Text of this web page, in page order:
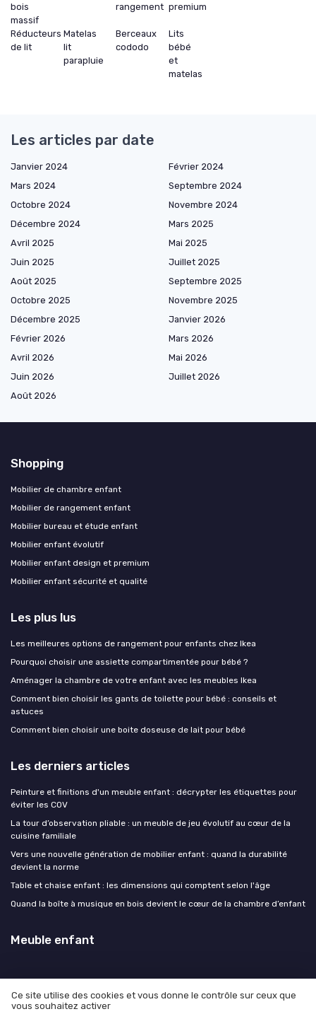
bois
massif
rangement premium
Réducteurs
de lit
Matelas
lit
parapluie
Berceaux
cododo
Lits
bébé
et
matelas
Les articles par date
Janvier 2024
Février 2024
Mars 2024
Septembre 2024
Octobre 2024
Novembre 2024
Décembre 2024
Mars 2025
Avril 2025
Mai 2025
Juin 2025
Juillet 2025
Août 2025
Septembre 2025
Octobre 2025
Novembre 2025
Décembre 2025
Janvier 2026
Février 2026
Mars 2026
Avril 2026
Mai 2026
Juin 2026
Juillet 2026
Août 2026
Shopping
Mobilier de chambre enfant
Mobilier de rangement enfant
Mobilier bureau et étude enfant
Mobilier enfant évolutif
Mobilier enfant design et premium
Mobilier enfant sécurité et qualité
Les plus lus
Les meilleures options de rangement pour enfants chez Ikea
Pourquoi choisir une assiette compartimentée pour bébé ?
Aménager la chambre de votre enfant avec les meubles Ikea
Comment bien choisir les gants de toilette pour bébé : conseils et
astuces
Comment bien choisir une boite doseuse de lait pour bébé
Les derniers articles
Peinture et finitions d'un meuble enfant : décrypter les étiquettes pour
éviter les COV
La tour d’observation pliable : un meuble de jeu évolutif au cœur de la
cuisine familiale
Vers une nouvelle génération de mobilier enfant : quand la durabilité
devient la norme
Table et chaise enfant : les dimensions qui comptent selon l'âge
Quand la boîte à musique en bois devient le cœur de la chambre d’enfant
Meuble enfant
Mentions légales
Ce site utilise des cookies et vous donne le contrôle sur ceux que
vous souhaitez activer